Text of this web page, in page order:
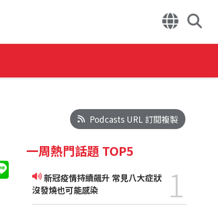
Podcasts URL 訂閱複製
一周熱門話題 TOP5
新冠疫情持續飆升 常見八大症狀
沒發燒也可能感染
1